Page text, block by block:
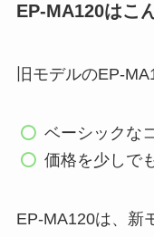
EP-MA120はこ
旧モデルのEP-
ベーシックな
価格を少しで
EP-MA120は、新